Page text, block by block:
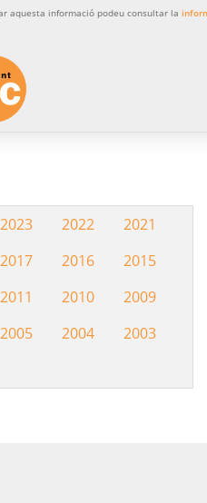
aquesta informació podeu consultar la
2023 2022
2021
2017 2016
2015
2011 2010
2009
2005 2004
2003